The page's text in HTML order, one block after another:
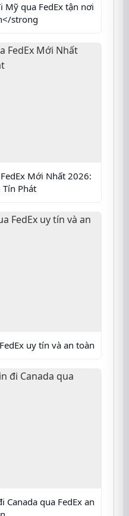
Mỹ qua FedEx tận nơi
strong
Mới Nhất 2026:
Tín Phát
uy tín và an toàn
Canada qua FedEx an